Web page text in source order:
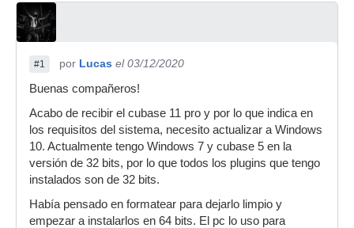
#1 por Lucas el 03/12/2020
Buenas compañeros!
Acabo de recibir el cubase 11 pro y por lo que indica en
los requisitos del sistema, necesito actualizar a Windows
10. Actualmente tengo Windows 7 y cubase 5 en la
versión de 32 bits, por lo que todos los plugins que tengo
instalados son de 32 bits.
Había pensado en formatear para dejarlo limpio y
empezar a instalarlos en 64 bits. El pc lo uso para